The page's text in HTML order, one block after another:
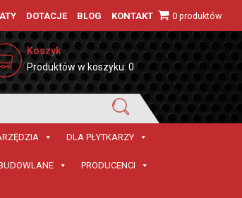
DOTACJE BLOG KONTAKT 0 produktów
Koszyk
Produktów w koszyku: 0
DLA PŁYTKARZY
PRODUCENCI